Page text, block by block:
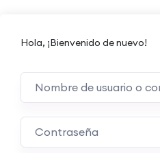
Hola, ¡Bienvenido de nuevo!